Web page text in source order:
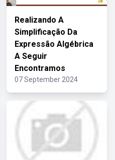
Realizando A
Simplificação Da
Expressão Algébrica
A Seguir
Encontramos
07 September 2024